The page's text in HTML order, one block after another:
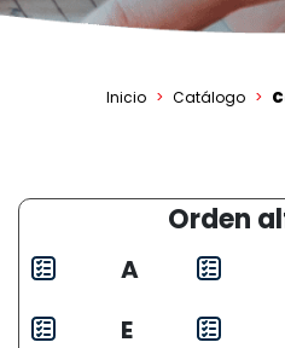
Inicio Catálogo
Orden
A
E